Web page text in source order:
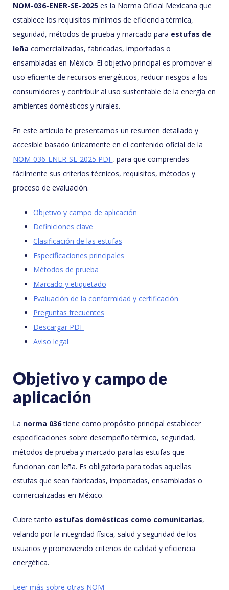
NOM-036-ENER-SE-2025 es la Norma Oficial Mexicana que
establece los requisitos mínimos de eficiencia térmica,
seguridad, métodos de prueba y marcado para estufas de
leña comercializadas, fabricadas, importadas o
ensambladas en México. El objetivo principal es promover el
uso eficiente de recursos energéticos, reducir riesgos a los
consumidores y contribuir al uso sustentable de la energía en
ambientes domésticos y rurales.
En este artículo te presentamos un resumen detallado y
accesible basado únicamente en el contenido oficial de la
NOM-036-ENER-SE-2025 PDF, para que comprendas
fácilmente sus criterios técnicos, requisitos, métodos y
proceso de evaluación.
Objetivo y campo de aplicación
Definiciones clave
Clasificación de las estufas
Especificaciones principales
Métodos de prueba
Marcado y etiquetado
Evaluación de la conformidad y certificación
Preguntas frecuentes
Descargar PDF
Aviso legal
Objetivo y campo de
aplicación
La norma 036tiene como propósito principal establecer
especificaciones sobre desempeño térmico, seguridad,
métodos de prueba y marcado para las estufas que
funcionan con leña. Es obligatoria para todas aquellas
estufas que sean fabricadas, importadas, ensambladas o
comercializadas en México.
Cubre tanto estufas domésticas como comunitarias,
velando por la integridad física, salud y seguridad de los
usuarios y promoviendo criterios de calidad y eficiencia
energética.
Leer más sobre otras NOM